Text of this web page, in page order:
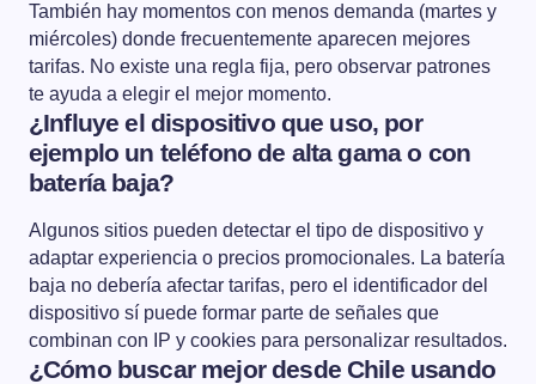
También hay momentos con menos demanda (martes y
miércoles) donde frecuentemente aparecen mejores
tarifas. No existe una regla fija, pero observar patrones
te ayuda a elegir el mejor momento.
¿Influye el dispositivo que uso, por
ejemplo un teléfono de alta gama o con
batería baja?
Algunos sitios pueden detectar el tipo de dispositivo y
adaptar experiencia o precios promocionales. La batería
baja no debería afectar tarifas, pero el identificador del
dispositivo sí puede formar parte de señales que
combinan con IP y cookies para personalizar resultados.
¿Cómo buscar mejor desde Chile usando